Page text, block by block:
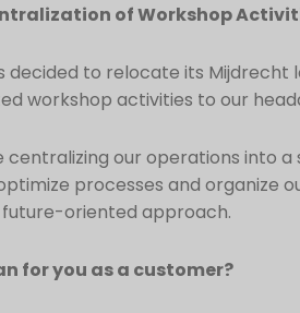
of Workshop
decided to relocate its Mijdrecht
workshop activities to our
our operations into a
processes and organize
oriented approach.
for you as a customer?